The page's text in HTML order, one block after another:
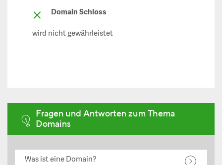
Domain Schloss
wird nicht gewährleistet
Fragen und Antworten zum Thema
Domains
Was ist eine Domain?